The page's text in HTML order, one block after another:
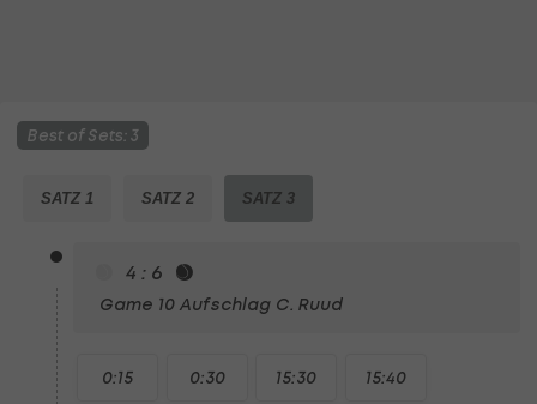
Best of Sets: 3
SATZ 1 SATZ 2 SATZ 3
4 : 6
Game 10 Aufschlag C. Ruud
0:15 0:30 15:30 15:40